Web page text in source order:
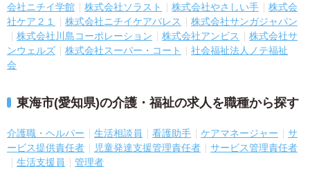
会社ニチイ学館
株式会社ソラスト 株式会社やさしい手
株式会
社ケア２１
株式会社ニチイケアパレス
株式会社サンガジャパン
株式会社川島コーポレーション
株式会社アンビス
株式会社サ
ンウェルズ
株式会社スーパー・コート
社会福祉法人ノテ福祉
会
東海市(愛知県)の介護・福祉の求人を職種から探す
介護職・ヘルパー 生活相談員 看護助手 ケアマネージャー
サ
ービス提供責任者
児童発達支援管理責任者
サービス管理責任者
生活支援員
管理者